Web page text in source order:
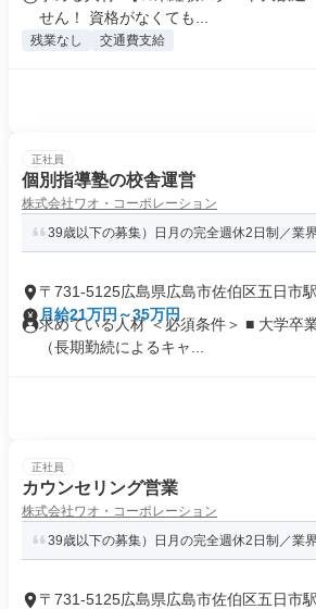
せん！ 資格がなくても...
残業なし 交通費支給
正社員
個別指導塾の校舎運営
株式会社ワオ・コーポレーション
39歳以下の募集）日月の完全週休2日制／業
〒731-5125広島県広島市佐伯区五日市
月給21万円～35万円
求めている人材 ＜必須条件＞ ■ 大学卒
（長期勤続によるキャ...
正社員
カウンセリング営業
株式会社ワオ・コーポレーション
39歳以下の募集）日月の完全週休2日制／業
〒731-5125広島県広島市佐伯区五日市